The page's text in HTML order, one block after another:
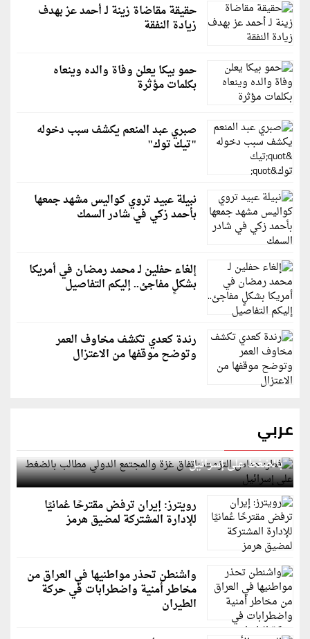
حقيقة مقاضاة زينة لـ أحمد عز بهدف
زيادة النفقة
حمو بيكا يعلن وفاة والده وينعاه
بكلمات مؤثرة
صبري عبد المنعم يكشف سبب دخوله
"تيك توك"
نبيلة عبيد تروي كواليس مشهد جمعها
بأحمد زكي في شادر السمك
إلغاء حفلين لـ محمد رمضان في أمريكا
بشكلٍ مفاجئ.. إليكم التفاصيل
رندة كعدي تكشف مخاوف العمر
وتوضح موقفها من الاعتزال
عربي
قطر: حماس التزمت باتفاق غزة والمجتمع الدولي مطالب
بالضغط على إسرائيل
رويترز: إيران ترفض مقترحًا عُمانيًا
للإدارة المشتركة لمضيق هرمز
واشنطن تحذر مواطنيها في العراق من
مخاطر أمنية واضطرابات في حركة
الطيران